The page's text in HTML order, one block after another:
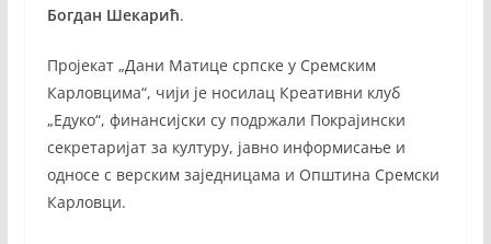
Богдан Шекарић.
Пројекат „Дани Матице српске у Сремским
Карловцима“, чији је носилац Креативни клуб
„Едуко“, финансијски су подржали Покрајински
секретаријат за културу, јавно информисање и
односе с верским заједницама и Општина Сремски
Карловци.